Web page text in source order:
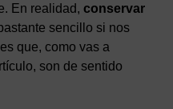
En realidad, conservar
sencillo si nos
que, como vas a
son de sentido